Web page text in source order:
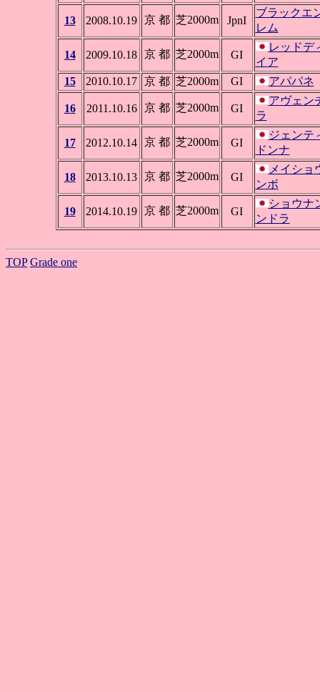
13 2008.10.19 京 都 芝2000m JpnI
ブラックエ
レム
14 2009.10.18 京 都 芝2000m GI
レッドデ
イア
15
2010.10.17 京 都 芝2000m GI アパパネ
16 2011.10.16 京 都 芝2000m GI
アヴェン
ラ
17 2012.10.14 京 都 芝2000m GI
ジェンテ
ドンナ
18 2013.10.13 京 都 芝2000m GI
メイショ
ンボ
19 2014.10.19 京 都 芝2000m GI
ショウナ
ンドラ
TOP Grade one